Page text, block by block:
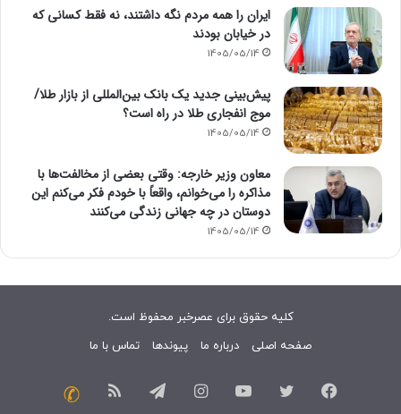
ایران را همه مردم نگه داشتند، نه فقط کسانی که
در خیابان بودند
1405/05/14
پیش‌بینی جدید یک بانک بین‌المللی از بازار طلا/
موج انفجاری طلا در راه است؟
1405/05/14
معاون وزیر خارجه: وقتی بعضی از مخالفت‌ها با
مذاکره را می‌خوانم، واقعاً با خودم فکر می‌کنم این
دوستان در چه جهانی زندگی می‌کنند
1405/05/14
کلیه حقوق برای عصرخبر محفوظ است.
صفحه اصلی
درباره ما پیوندها تماس با ما
فیسبوک توییتر یوتیوب اینستاگرامتلگرام خوراک